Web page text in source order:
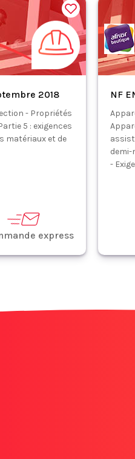
2018
- Propriétés
5 : exigences
matériaux et de
express
NF
demi-
-